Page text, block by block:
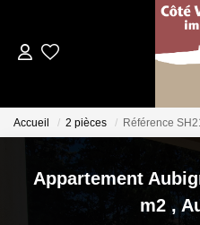
Qui
Les
Accueil 2 pièces Référence
Appartement
m2 ,